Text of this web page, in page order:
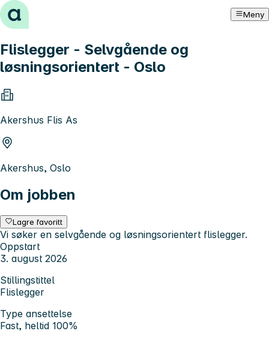
Hopp til innhold Meny
Flislegger - Selvgående og
løsningsorientert - Oslo
Akershus Flis As
Akershus, Oslo
Om jobben
Lagre favoritt
Vi søker en selvgående og løsningsorientert flislegger.
Oppstart
3. august 2026
Stillingstittel
Flislegger
Type ansettelse
Fast, heltid 100%